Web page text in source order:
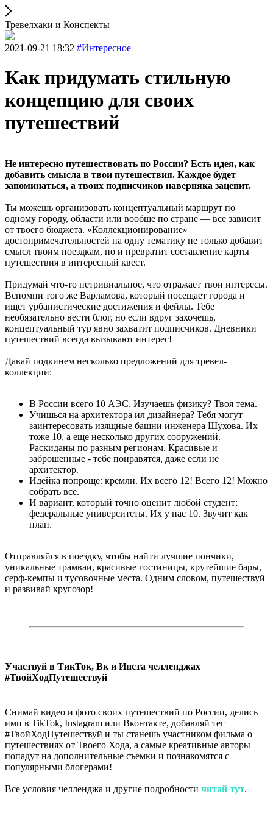
Тревелхаки и Конспекты
2021-09-21 18:32 #Интересное
Как придумать стильную
концепцию для своих
путешествий
Не интересно путешествовать по России? Есть идея, как
добавить смысла в твои путешествия. Каждое будет
запоминаться, а твоих подписчиков наверняка зацепит.
Ты можешь организовать концептуальный маршрут по
одному городу, области или вообще по стране — все зависит
от твоего бюджета. «Коллекционирование»
достопримечательностей на одну тематику не только добавит
смысл твоим поездкам, но и превратит составление карты
путешествия в интересный квест.
Придумай что-то нетривиальное, что отражает твои интересы.
Вспомни того же Варламова, который посещает города и
ищет урбанистические достижения и фейлы. Тебе
необязательно вести блог, но если вдруг захочешь,
концептуальный тур явно захватит подписчиков. Дневники
путешествий всегда вызывают интерес!
Давай подкинем несколько предложений для тревел-
коллекции:
В России всего 10 АЭС. Изучаешь физику? Твоя тема.
Учишься на архитектора ил дизайнера? Тебя могут
заинтересовать изящные башни инженера Шухова. Их
тоже 10, а еще несколько других сооружений.
Раскиданы по разным регионам. Красивые и
заброшенные - тебе понравятся, даже если не
архитектор.
Идейка попроще: кремли. Их всего 12! Всего 12! Можно
собрать все.
И вариант, который точно оценит любой студент:
федеральные университеты. Их у нас 10. Звучит как
план.
Отправляйся в поездку, чтобы найти лучшие пончики,
уникальные трамваи, красивые гостиницы, крутейшие бары,
серф-кемпы и тусовочные места. Одним словом, путешествуй
и развивай кругозор!
Участвуй в ТикТок, Вк и Инста челленджах
#ТвойХодПутешествуй
Снимай видео и фото своих путешествий по России, делись
ими в TikTok, Instagram или Вконтакте, добавляй тег
#ТвойХодПутешествуй и ты станешь участником фильма о
путешествиях от Твоего Хода, а самые креативные авторы
попадут на дополнительные съемки и познакомятся с
популярными блогерами!
Все условия челленджа и другие подробности читай тут.